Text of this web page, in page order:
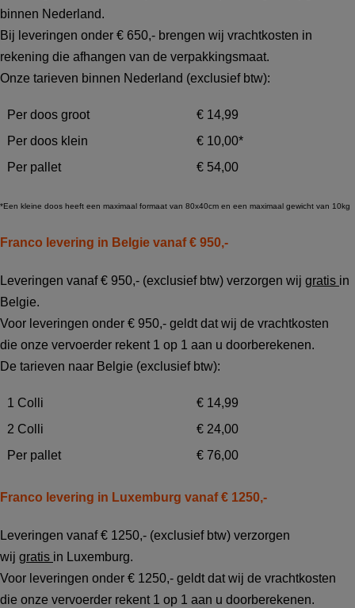
binnen Nederland.
Bij leveringen onder € 650,- brengen wij vrachtkosten in
rekening die afhangen van de verpakkingsmaat.
Onze tarieven binnen Nederland (exclusief btw):
Per doos groot
€ 14,99
Per doos klein
€ 10,00*
Per pallet
€ 54,00
*Een kleine doos heeft een maximaal formaat van 80x40cm en een maximaal gewicht van 10kg
Franco levering in Belgie vanaf € 950,-
Leveringen vanaf € 950,- (exclusief btw) verzorgen wij gratis in
Belgie.
Voor leveringen onder € 950,- geldt dat wij de vrachtkosten
die onze vervoerder rekent 1 op 1 aan u doorberekenen.
De tarieven naar Belgie (exclusief btw):
1 Colli
€ 14,99
2 Colli
€ 24,00
Per pallet
€ 76,00
Franco levering in Luxemburg vanaf € 1250,-
Leveringen vanaf € 1250,- (exclusief btw) verzorgen
wij gratis in Luxemburg.
Voor leveringen onder € 1250,- geldt dat wij de vrachtkosten
die onze vervoerder rekent 1 op 1 aan u doorberekenen.